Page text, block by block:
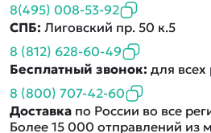
8(495) 008-53-92
СПБ: Лиговский пр. 50 к.5
8 (812) 628-60-49
Бесплатный звонок: для
8 (800) 707-42-60
Доставка по России во все
Более 15 000 отправлений из